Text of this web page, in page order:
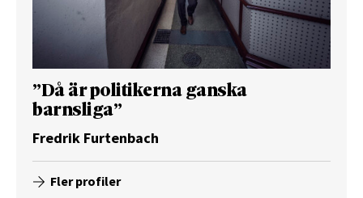
”Då är politikerna ganska
barnsliga”
Fredrik Furtenbach
Fler profiler